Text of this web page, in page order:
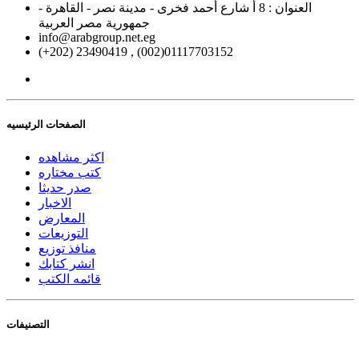
العنوان : 8 أ شارع أحمد فخرى - مدينة نصر - القاهرة -
جمهورية مصر العربية
info@arabgroup.net.eg
(+202) 23490419 , (002)01117703152
الصفحات الرئيسيه
اكثر مشاهده
كتب مختاره
صدر حديثا
الاخبار
المعارض
التوزيعات
منافذ توزيع
انشر كتابك
قائمه الكتب
التصنيفات